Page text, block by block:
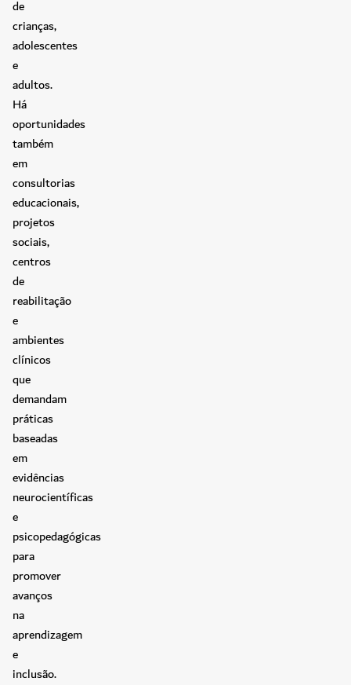
de
crianças,
adolescentes
e
adultos.
Há
oportunidades
também
em
consultorias
educacionais,
projetos
sociais,
centros
de
reabilitação
e
ambientes
clínicos
que
demandam
práticas
baseadas
em
evidências
neurocientíficas
e
psicopedagógicas
para
promover
avanços
na
aprendizagem
e
inclusão.